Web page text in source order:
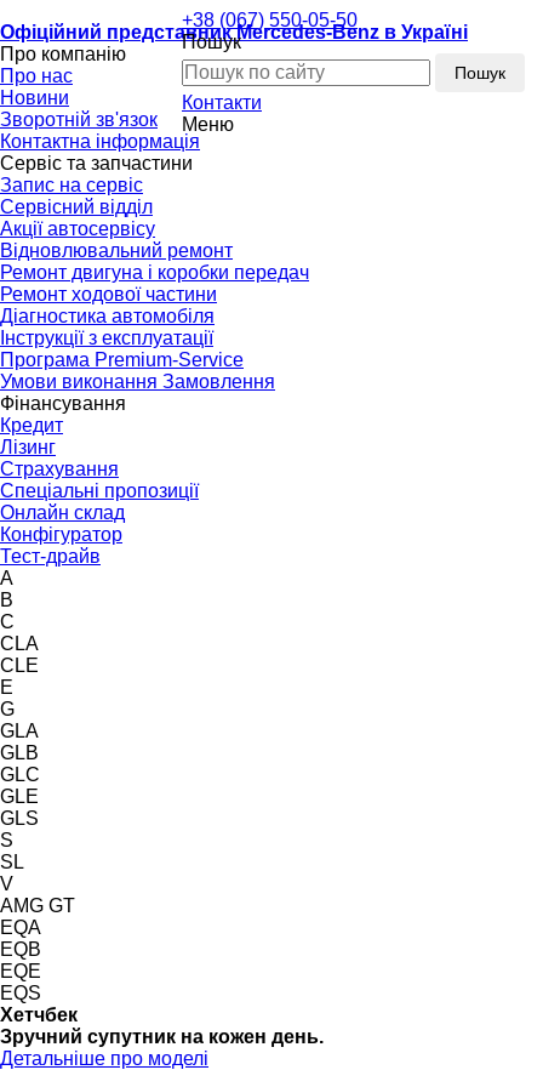
Офіційний представник Mercedes-Benz в Україні
+38 (067) 550-05-50
Пошук
Пошук
Контакти
Меню
Про компанію
Про нас
Новини
Зворотній зв'язок
Контактна інформація
Сервіс та запчастини
Запис на сервіс
Сервісний відділ
Акції автосервісу
Відновлювальний ремонт
Ремонт двигуна і коробки передач
Ремонт ходової частини
Діагностика автомобіля
Інструкції з експлуатації
Програма Premium-Service
Умови виконання Замовлення
Фінансування
Кредит
Лізинг
Страхування
Спеціальні пропозиції
Онлайн склад
Конфігуратор
Тест-драйв
A
B
C
CLA
CLE
E
G
GLA
GLB
GLC
GLE
GLS
S
SL
V
AMG GT
EQA
EQB
EQE
EQS
Хетчбек
Зручний супутник на кожен день.
Детальніше про моделі